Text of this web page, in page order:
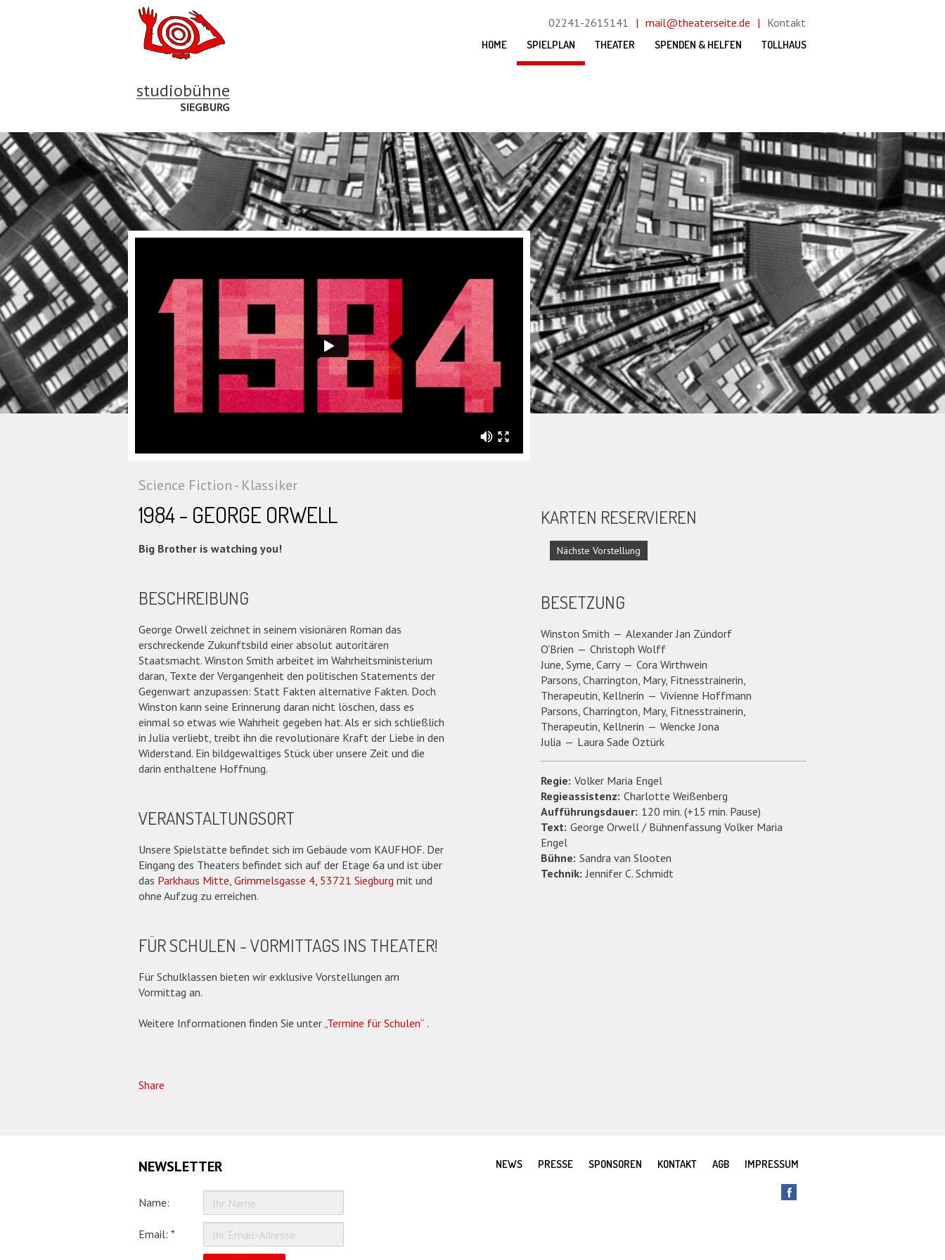
studiobühne
SIEGBURG
02241-2615141 mail@theaterseite.de Kontakt
HOME SPIELPLAN THEATER SPENDEN & HELFEN TOLLHAUS
Science Fiction - Klassiker
1984 - GEORGE ORWELL
Big Brother is watching you!
BESCHREIBUNG
George Orwell zeichnet in seinem visionären Roman das
erschreckende Zukunftsbild einer absolut autoritären
Staatsmacht. Winston Smith arbeitet im Wahrheitsministerium
daran, Texte der Vergangenheit den politischen Statements der
Gegenwart anzupassen: Statt Fakten alternative Fakten. Doch
Winston kann seine Erinnerung daran nicht löschen, dass es
einmal so etwas wie Wahrheit gegeben hat. Als er sich schließlich
in Julia verliebt, treibt ihn die revolutionäre Kraft der Liebe in den
Widerstand. Ein bildgewaltiges Stück über unsere Zeit und die
darin enthaltene Hoffnung.
VERANSTALTUNGSORT
Unsere Spielstätte befindet sich im Gebäude vom KAUFHOF. Der
Eingang des Theaters befindet sich auf der Etage 6a und ist über
das Parkhaus Mitte, Grimmelsgasse 4, 53721 Siegburg mit und
ohne Aufzug zu erreichen.
FÜR SCHULEN - VORMITTAGS INS THEATER!
Für Schulklassen bieten wir exklusive Vorstellungen am
Vormittag an.
Weitere Informationen finden Sie unter„Termine für Schulen“ .
Share
KARTEN RESERVIEREN
BESETZUNG
Winston Smith
Alexander Jan Zündorf
O'Brien
Christoph Wolff
June, Syme, Carry
Cora Wirthwein
Parsons, Charrington, Mary, Fitnesstrainerin,
Therapeutin, Kellnerin
Vivienne Hoffmann
Parsons, Charrington, Mary, Fitnesstrainerin,
Therapeutin, Kellnerin
Wencke Jona
Julia
Laura Sade Öztürk
Regie: Volker Maria Engel
Regieassistenz: Charlotte Weißenberg
Aufführungsdauer: 120 min. (+15 min. Pause)
Text: George Orwell / Bühnenfassung Volker Maria
Engel
Bühne: Sandra van Slooten
Technik: Jennifer C. Schmidt
NEWSLETTER
Name:
Email: *
IMPRESSUM
AGB
KONTAKT
SPONSOREN
PRESSE
NEWS